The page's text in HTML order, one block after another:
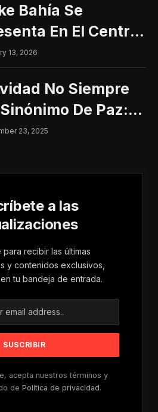
Bahía Se
En El Centro
Con Un
Gratuito
13, 2026
No Siempre
De Paz:
Los
Mujeres Y Niñas
23, 2025
a las
para recibir las últimas
y contenidos exclusivos,
tu bandeja de entrada.
acepta nuestros términos y
de Política de privacidad.